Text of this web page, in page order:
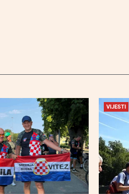
VIJESTI